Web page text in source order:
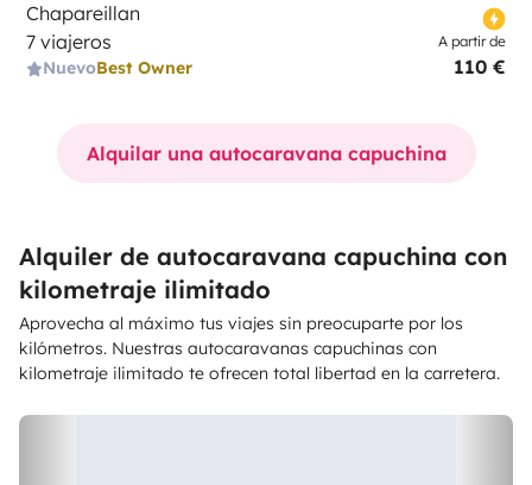
Chapareillan
7 viajeros
NuevoBest Owner
A partir de
110 €
Alquilar una autocaravana capuchina
Alquiler de autocaravana capuchina con
kilometraje ilimitado
Aprovecha al máximo tus viajes sin preocuparte por los
kilómetros. Nuestras autocaravanas capuchinas con
kilometraje ilimitado te ofrecen total libertad en la carretera.